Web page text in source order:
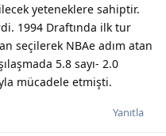
yeteneklere sahiptir. 
1994 Draftında ilk tur
seçilerek NBAe adım atan
5.8 sayı- 2.0
mücadele etmişti.
Yanıtla